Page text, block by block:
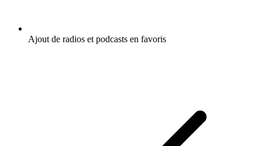
Ajout de radios et podcasts en favoris